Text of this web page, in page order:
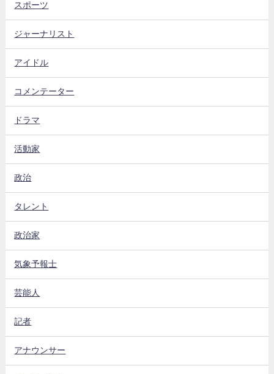
スポーツ
ジャーナリスト
アイドル
コメンテーター
ドラマ
活動家
政治
タレント
政治家
気象予報士
芸能人
記者
アナウンサー